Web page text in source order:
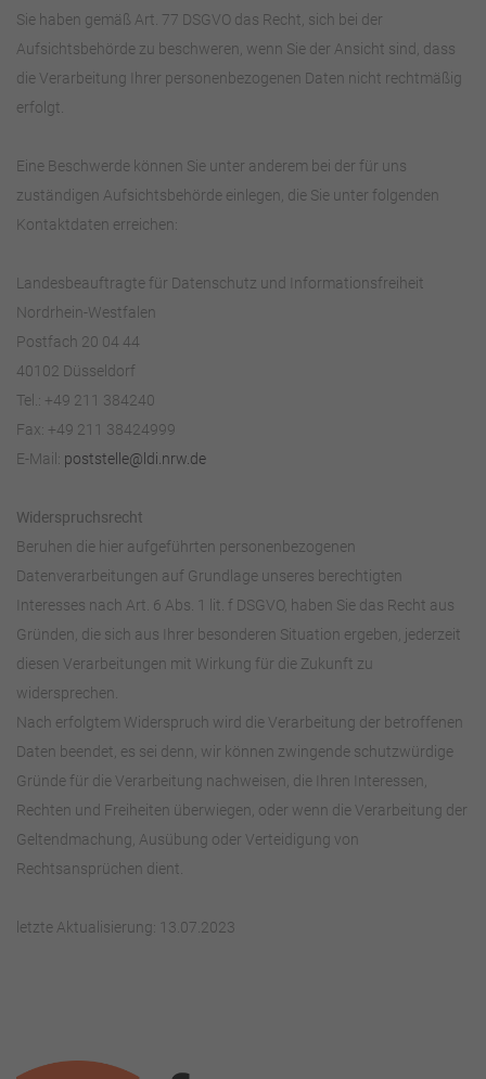
Sie haben gemäß Art. 77 DSGVO das Recht, sich bei der
Aufsichtsbehörde zu beschweren, wenn Sie der Ansicht sind, dass
die Verarbeitung Ihrer personenbezogenen Daten nicht rechtmäßig
erfolgt.
Eine Beschwerde können Sie unter anderem bei der für uns
zuständigen Aufsichtsbehörde einlegen, die Sie unter folgenden
Kontaktdaten erreichen:
Landesbeauftragte für Datenschutz und Informationsfreiheit
Nordrhein-Westfalen
Postfach 20 04 44
40102 Düsseldorf
Tel.: +49 211 384240
Fax: +49 211 38424999
E-Mail: poststelle@ldi.nrw.de
Widerspruchsrecht
Beruhen die hier aufgeführten personenbezogenen
Datenverarbeitungen auf Grundlage unseres berechtigten
Interesses nach Art. 6 Abs. 1 lit. f DSGVO, haben Sie das Recht aus
Gründen, die sich aus Ihrer besonderen Situation ergeben, jederzeit
diesen Verarbeitungen mit Wirkung für die Zukunft zu
widersprechen.
Nach erfolgtem Widerspruch wird die Verarbeitung der betroffenen
Daten beendet, es sei denn, wir können zwingende schutzwürdige
Gründe für die Verarbeitung nachweisen, die Ihren Interessen,
Rechten und Freiheiten überwiegen, oder wenn die Verarbeitung der
Geltendmachung, Ausübung oder Verteidigung von
Rechtsansprüchen dient.
letzte Aktualisierung: 13.07.2023